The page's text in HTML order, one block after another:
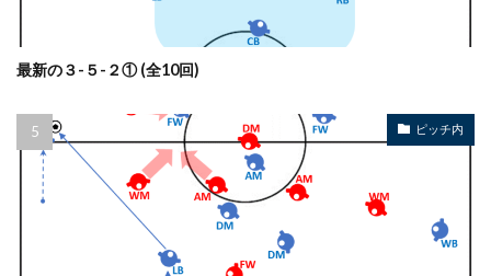
最新の３-５-２① (全10回)
ピッチ内